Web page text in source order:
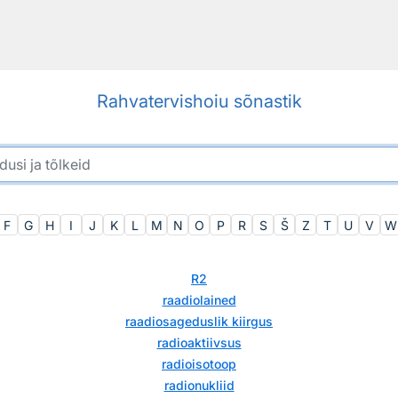
Rahvatervishoiu sõnastik
F G H I J K L M N O P R S Š Z T U V W
R2
raadiolained
raadiosageduslik kiirgus
radioaktiivsus
radioisotoop
radionukliid